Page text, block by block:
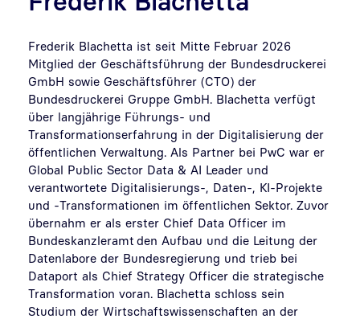
Frederik Blachetta ist seit Mitte Februar 2026
Mitglied der Geschäftsführung der Bundesdruckerei
GmbH sowie Geschäftsführer (CTO) der
Bundesdruckerei Gruppe GmbH. Blachetta verfügt
über langjährige Führungs- und
Transformationserfahrung in der Digitalisierung der
öffentlichen Verwaltung. Als Partner bei PwC war er
Global Public Sector Data & AI Leader und
verantwortete Digitalisierungs-, Daten-, KI-Projekte
und -Transformationen im öffentlichen Sektor. Zuvor
übernahm er als erster Chief Data Officer im
Bundeskanzleramt den Aufbau und die Leitung der
Datenlabore der Bundesregierung und trieb bei
Dataport als Chief Strategy Officer die strategische
Transformation voran. Blachetta schloss sein
Studium der Wirtschaftswissenschaften an der